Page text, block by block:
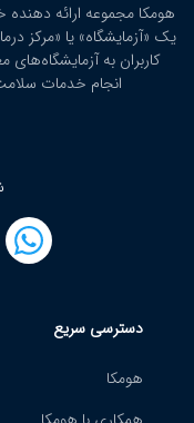
هومکا مجموعه ارائه‌
یک «آزمایشگاه» یا «مرکز
کاربران به
انجام خدمات
دسترسی سریع
هومکا